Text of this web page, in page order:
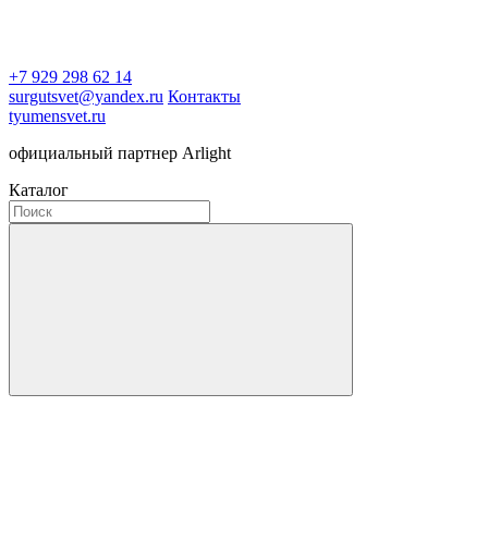
+7 929 298 62 14
surgutsvet@yandex.ru Контакты
tyumensvet.ru
официальный партнер Arlight
Каталог